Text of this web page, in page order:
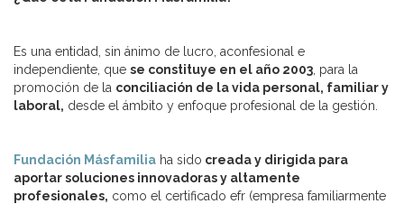
Es una entidad, sin ánimo de lucro, aconfesional e
independiente, que se constituye en el año 2003 , para la
promoción de la conciliación de la vida personal, familiar y
laboral, desde el ámbito y enfoque profesional de la gestión.
Fundación Másfamilia ha sido creada y dirigida para
aportar soluciones innovadoras y altamente
profesionales, como el certificado efr (empresa familiarmente